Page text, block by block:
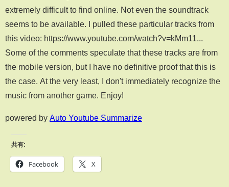
extremely difficult to find online. Not even the soundtrack
seems to be available. I pulled these particular tracks from
this video: https://www.youtube.com/watch?v=kMm11...
Some of the comments speculate that these tracks are from
the mobile version, but I have no definitive proof that this is
the case. At the very least, I don't immediately recognize the
music from another game. Enjoy!
powered by Auto Youtube Summarize
共有:
Facebook X